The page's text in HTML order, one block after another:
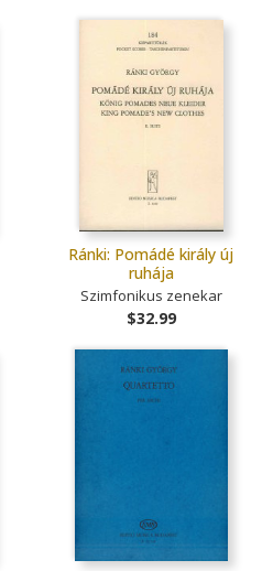
Ránki: Pomádé király új
ruhája
Szimfonikus zenekar
$32.99